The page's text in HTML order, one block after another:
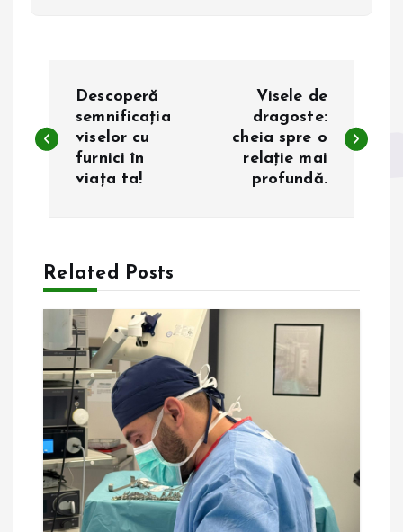
a
g
a
r
e
n
a
Descoperă
semnificația
viselor cu
furnici în
viața ta!
Visele de
dragoste:
cheia spre o
relație mai
profundă.
Related Posts